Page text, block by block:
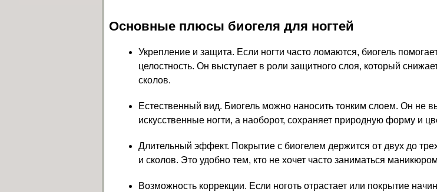
Основные плюсы биогеля для ногтей
Укрепление и защита. Если ногти часто ломаются, биогель
целостность. Он выступает в роли защитного слоя, который
сколов.
Естественный вид. Биогель можно наносить тонким слоем. Он не
искусственные ногти, а наоборот, сохраняет природную форму и
Длительный эффект. Покрытие с биогелем держится от двух до
и сколов. Это удобно тем, кто не хочет часто заниматься
Возможность коррекции. Если ноготь отрастает или покрытие